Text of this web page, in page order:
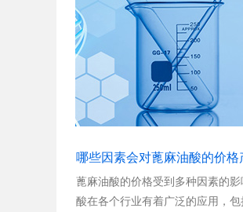
哪些因素会对蓖麻油酸的价格
蓖麻油酸的价格受到多种因素的影响，主要包
酸在各个行业有着广泛的应用，